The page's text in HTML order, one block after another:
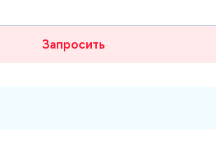
Запросить